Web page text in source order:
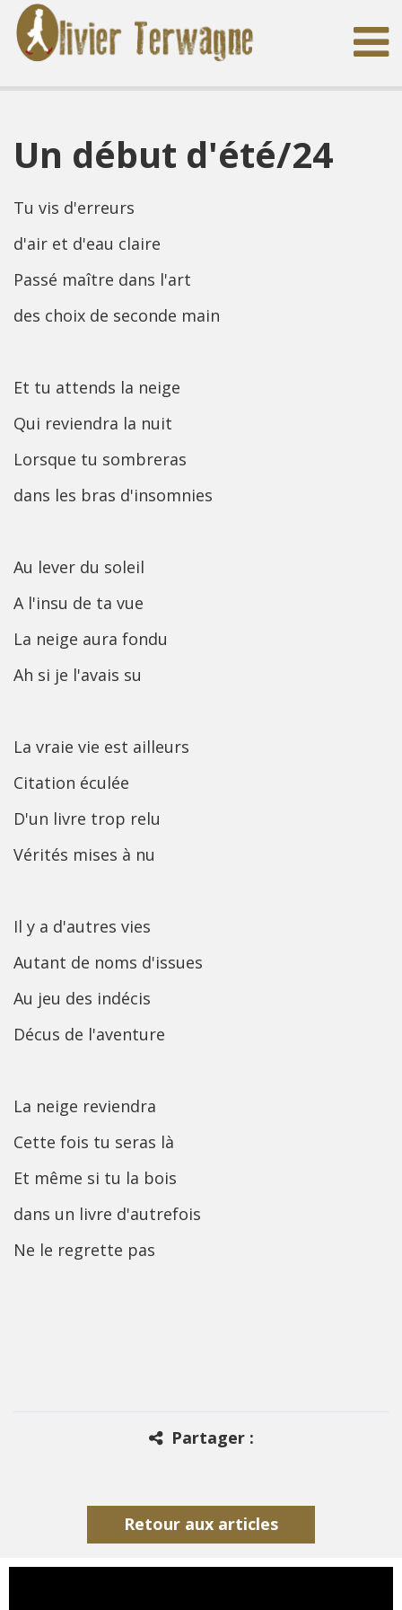
Un début d'été/24
Tu vis d'erreurs
d'air et d'eau claire
Passé maître dans l'art
des choix de seconde main
Et tu attends la neige
Qui reviendra la nuit
Lorsque tu sombreras
dans les bras d'insomnies
Au lever du soleil
A l'insu de ta vue
La neige aura fondu
Ah si je l'avais su
La vraie vie est ailleurs
Citation éculée
D'un livre trop relu
Vérités mises à nu
Il y a d'autres vies
Autant de noms d'issues
Au jeu des indécis
Décus de l'aventure
La neige reviendra
Cette fois tu seras là
Et même si tu la bois
dans un livre d'autrefois
Ne le regrette pas
Partager :
Retour aux articles